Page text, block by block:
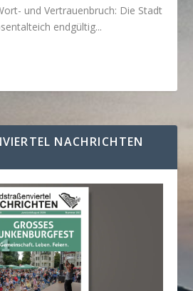
und Vertrauenbruch: Die Stadt
endgültig...
NACHRICHTEN A